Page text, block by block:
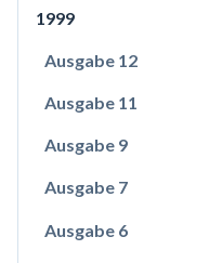
1999
Ausgabe 12
Ausgabe 11
Ausgabe 9
Ausgabe 7
Ausgabe 6